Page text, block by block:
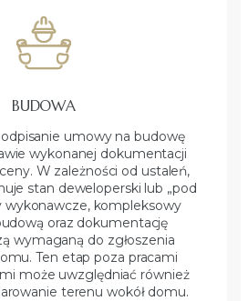
BUDOWA
umowy na budowę
wykonanej dokumentacji
W zależności od ustaleń,
stan deweloperski lub „pod
wykonawcze, kompleksowy
oraz dokumentację
wymaganą do zgłoszenia
Ten etap poza pracami
może uwzględniać również
terenu wokół domu.